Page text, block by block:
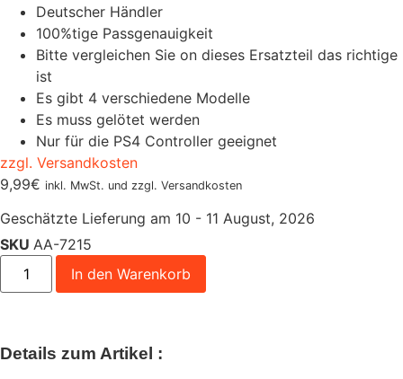
Deutscher Händler
100%tige Passgenauigkeit
Bitte vergleichen Sie on dieses Ersatzteil das richtige
ist
Es gibt 4 verschiedene Modelle
Es muss gelötet werden
Nur für die PS4 Controller geeignet
zzgl. Versandkosten
9,99€ inkl. MwSt. und zzgl. Versandkosten
Geschätzte Lieferung am 10 - 11 August, 2026
SKU AA-7215
In den Warenkorb
Details zum Artikel :